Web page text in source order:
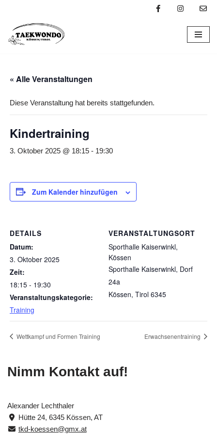
Zum
Inhalt
« Alle Veranstaltungen
Diese Veranstaltung hat bereits stattgefunden.
Kindertraining
3. Oktober 2025 @ 18:15 - 19:30
Zum Kalender hinzufügen
DETAILS
Datum:
3. Oktober 2025
Zeit:
18:15 - 19:30
Veranstaltungskategorie:
Training
VERANSTALTUNGSORT
Sporthalle Kaiserwinkl,
Kössen
Sporthalle Kaiserwinkl, Dorf
24a
Kössen, Tirol 6345
Wettkampf und Formen Training Erwachsenentraining
Nimm Kontakt auf!
Alexander Lechthaler
Hütte 24, 6345 Kössen, AT
tkd-koessen@gmx.at